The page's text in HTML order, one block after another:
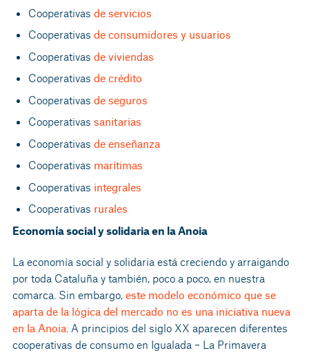
Cooperativas de servicios
Cooperativas de consumidores y usuarios
Cooperativas de viviendas
Cooperativas de crédito
Cooperativas de seguros
Cooperativas sanitarias
Cooperativas de enseñanza
Cooperativas marítimas
Cooperativas integrales
Cooperativas rurales
Economía social y solidaria en la Anoia
La economía social y solidaria está creciendo y arraigando
por toda Cataluña y también, poco a poco, en nuestra
comarca. Sin embargo, este modelo económico que se
aparta de la lógica del mercado no es una iniciativa nueva
en la Anoia . A principios del siglo XX aparecen diferentes
cooperativas de consumo en Igualada – La Primavera